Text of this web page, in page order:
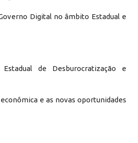
Digital no âmbito Estadual e
de Desburocratização e
e as novas oportunidades